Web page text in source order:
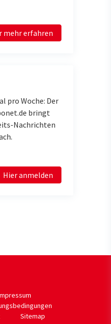
mehr erfahren
pro Woche: Der
bringt
Nachrichten
Hier anmelden
Sitemap